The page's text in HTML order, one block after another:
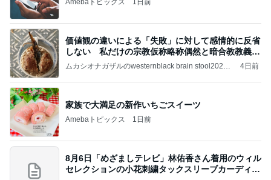
Amebaトピックス 1日前
価値観の違いによる「失敗」に対して感情的に反省
しない 私だけの宗教仮称略称偶然と暗合教教義候
補
ムカシオナガザルのwesternblack brain stool2024
ガザル
4日前
家族で大満足の新作いちごスイーツ
Amebaトピックス 1日前
8月6日「めざましテレビ」林佑香さん着用のウィル
セレクションの小花刺繍タックスリーブカーディガ